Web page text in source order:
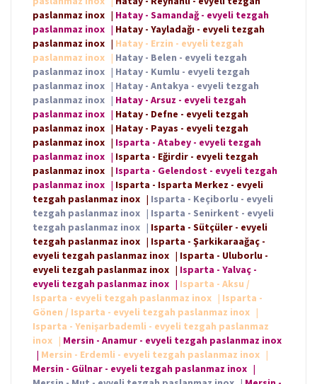
paslanmaz inox | Hatay - Samandağ - evyeli tezgah
paslanmaz inox | Hatay - Yayladağı - evyeli tezgah
paslanmaz inox | Hatay - Erzin - evyeli tezgah
paslanmaz inox | Hatay - Belen - evyeli tezgah
paslanmaz inox | Hatay - Kumlu - evyeli tezgah
paslanmaz inox | Hatay - Antakya - evyeli tezgah
paslanmaz inox | Hatay - Arsuz - evyeli tezgah
paslanmaz inox | Hatay - Defne - evyeli tezgah
paslanmaz inox | Hatay - Payas - evyeli tezgah
paslanmaz inox | Isparta - Atabey - evyeli tezgah
paslanmaz inox | Isparta - Eğirdir - evyeli tezgah
paslanmaz inox | Isparta - Gelendost - evyeli tezgah
paslanmaz inox | Isparta - Isparta Merkez - evyeli
tezgah paslanmaz inox | Isparta - Keçiborlu - evyeli
tezgah paslanmaz inox | Isparta - Senirkent - evyeli
tezgah paslanmaz inox | Isparta - Sütçüler - evyeli
tezgah paslanmaz inox | Isparta - Şarkikaraağaç -
evyeli tezgah paslanmaz inox | Isparta - Uluborlu -
evyeli tezgah paslanmaz inox | Isparta - Yalvaç -
evyeli tezgah paslanmaz inox | Isparta - Aksu /
Isparta - evyeli tezgah paslanmaz inox | Isparta -
Gönen / Isparta - evyeli tezgah paslanmaz inox |
Isparta - Yenişarbademli - evyeli tezgah paslanmaz
inox | Mersin - Anamur - evyeli tezgah paslanmaz inox
| Mersin - Erdemli - evyeli tezgah paslanmaz inox |
Mersin - Gülnar - evyeli tezgah paslanmaz inox |